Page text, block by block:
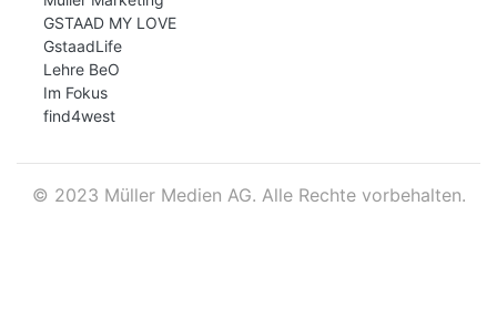
GSTAAD MY LOVE
GstaadLife
Lehre BeO
Im Fokus
find4west
© 2023 Müller Medien AG. Alle Rechte vorbehalten.